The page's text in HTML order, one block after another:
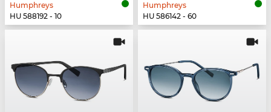
Humphreys
HU 588192 - 10
Humphreys
HU 586142 - 60